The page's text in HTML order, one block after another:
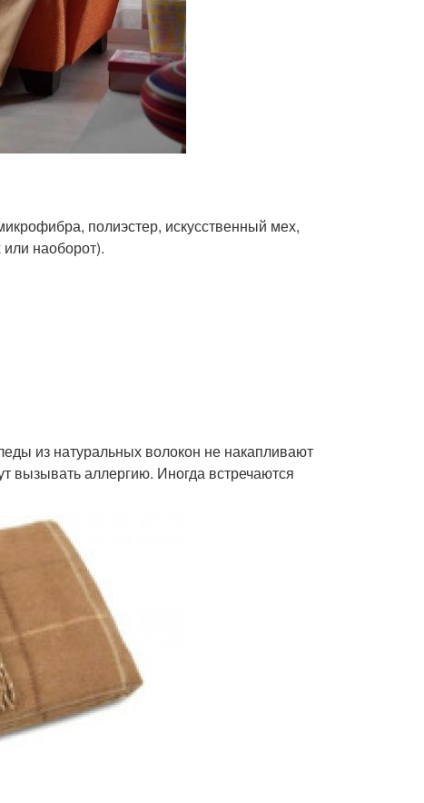
полиэстер, искусственный мех,
наоборот).
из натуральных волокон не накапливают
вызывать аллергию. Иногда встречаются